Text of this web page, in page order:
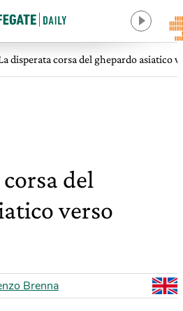
disperata corsa del ghepardo asiatico
del
verso
Brenna